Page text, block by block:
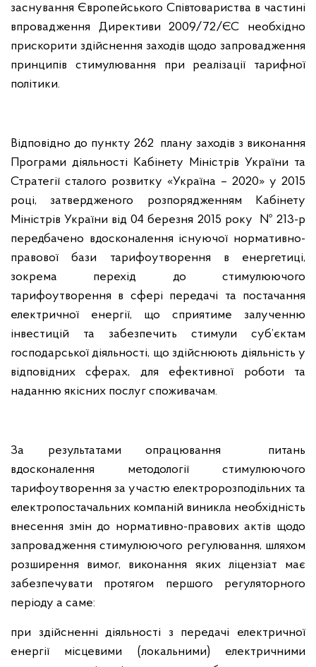
заснування Європейського Співтовариства в частині
впровадження Директиви 2009/72/ЄС необхідно
прискорити здійснення заходів щодо запровадження
принципів стимулювання при реалізації тарифної
політики.
Відповідно до пункту 262 плану заходів з виконання
Програми діяльності Кабінету Міністрів України та
Стратегії сталого розвитку «Україна – 2020» у 2015
році, затвердженого розпорядженням Кабінету
Міністрів України від 04 березня 2015 року № 213-р
передбачено вдосконалення існуючої нормативно-
правової бази тарифоутворення в енергетиці,
зокрема перехід до стимулюючого
тарифоутворення в сфері передачі та постачання
електричної енергії, що сприятиме залученню
інвестицій та забезпечить стимули суб’єктам
господарської діяльності, що здійснюють діяльність у
відповідних сферах, для ефективної роботи та
наданню якісних послуг споживачам.
За результатами опрацювання питань
вдосконалення методології стимулюючого
тарифоутворення за участю електророзподільних та
електропостачальних компаній виникла необхідність
внесення змін до нормативно-правових актів щодо
запровадження стимулюючого регулювання, шляхом
розширення вимог, виконання яких ліцензіат має
забезпечувати протягом першого регуляторного
періоду а саме:
при здійсненні діяльності з передачі електричної
енергії місцевими (локальними) електричними